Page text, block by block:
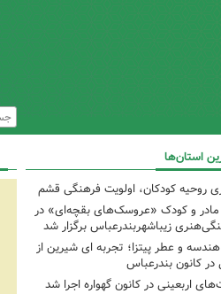
استان‌ها
روحیه کودکان، اولویت فرهنگی قشم
مادر و کودک «عروسک‌های بقچه‌ای» در
زیباشهربندرعباس برگزار شد
و عطر پیتزا؛ تجربه ای شیرین از
در کانون بندرعباس
اربعینی در کانون گهواره اجرا شد